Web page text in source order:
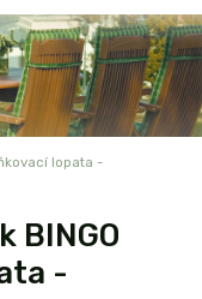
lopata -
BINGO
-